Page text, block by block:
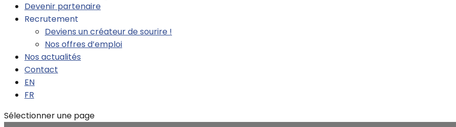
Devenir partenaire
Recrutement
Deviens un créateur de sourire !
Nos offres d’emploi
Nos actualités
Contact
EN
FR
Sélectionner une page